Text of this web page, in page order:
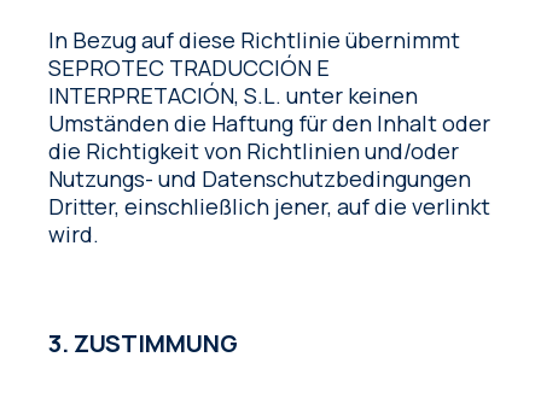
In Bezug auf diese Richtlinie übernimmt
SEPROTEC TRADUCCIÓN E
INTERPRETACIÓN, S.L. unter keinen
Umständen die Haftung für den Inhalt oder
die Richtigkeit von Richtlinien und/oder
Nutzungs- und Datenschutzbedingungen
Dritter, einschließlich jener, auf die verlinkt
wird.
3. ZUSTIMMUNG